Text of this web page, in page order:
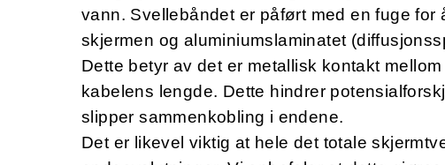
vann. Svellebåndet er påført med en fuge for
skjermen og aluminiumslaminatet
Dette betyr av det er metallisk kontakt
kabelens lengde. Dette hindrer
slipper sammenkobling i endene.
Det er likevel viktig at hele det totale